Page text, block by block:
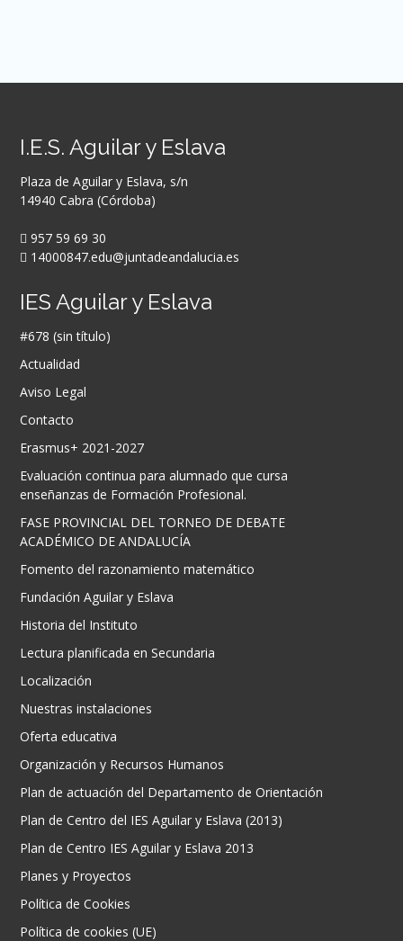
I.E.S. Aguilar y Eslava
Plaza de Aguilar y Eslava, s/n
14940 Cabra (Córdoba)
957 59 69 30
14000847.edu@juntadeandalucia.es
IES Aguilar y Eslava
#678 (sin título)
Actualidad
Aviso Legal
Contacto
Erasmus+ 2021-2027
Evaluación continua para alumnado que cursa
enseñanzas de Formación Profesional.
FASE PROVINCIAL DEL TORNEO DE DEBATE
ACADÉMICO DE ANDALUCÍA
Fomento del razonamiento matemático
Fundación Aguilar y Eslava
Historia del Instituto
Lectura planificada en Secundaria
Localización
Nuestras instalaciones
Oferta educativa
Organización y Recursos Humanos
Plan de actuación del Departamento de Orientación
Plan de Centro del IES Aguilar y Eslava (2013)
Plan de Centro IES Aguilar y Eslava 2013
Planes y Proyectos
Política de Cookies
Política de cookies (UE)